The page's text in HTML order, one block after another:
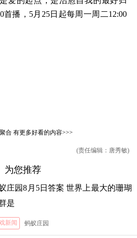
首播，5月25日起每周一周二12:00
合有更多好看的内容>>>
(责任编辑：唐秀敏)
为您推荐
庄园8月5日答案 世界上最大的珊瑚
是
新闻 蚂蚁庄园